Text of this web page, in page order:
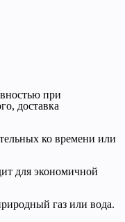
при
доставка
ко времени или
для экономичной
газ или вода.